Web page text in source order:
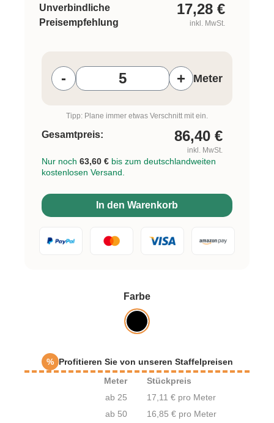
Farbeauswählen
% Profitieren Sie von unseren Staffelpreisen
Meter
Stückpreis
ab 25
17,11 € pro Meter
ab 50
16,85 € pro Meter
Unverbindliche
Preisempfehlung
17,28 €
inkl. MwSt.
- + Meter
Tipp: Plane immer etwas Verschnitt mit ein.
Gesamtpreis: 86,40 €
inkl. MwSt.
Nur noch 63,60 € bis zum deutschlandweiten
kostenlosen Versand.
In den Warenkorb